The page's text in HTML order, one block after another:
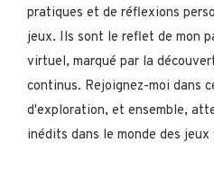
pratiques et de réflexions
jeux. Ils sont le reflet de mon
virtuel, marqué par la
continus. Rejoignez-moi dans
d'exploration, et ensemble,
inédits dans le monde des jeux